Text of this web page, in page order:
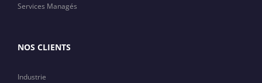
Services Managés
NOS CLIENTS
Industrie